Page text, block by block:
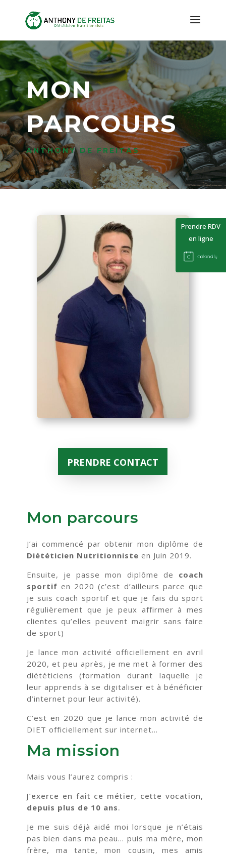
Prendre RDV
en ligne
MON
PARCOURS
ANTHONY DE FREITAS
PRENDRE CONTACT
Mon parcours
J’ai commencé par obtenir mon diplôme de
Diététicien Nutritionniste en Juin 2019.
Ensuite, je passe mon diplôme de coach
sportif en 2020 (c’est d’ailleurs parce que
je suis coach sportif et que je fais du sport
régulièrement que je peux affirmer à mes
clientes qu’elles peuvent maigrir sans faire
de sport)
Je lance mon activité officiellement en avril
2020, et peu après, je me met à former des
diététiciens (formation durant laquelle je
leur apprends à se digitaliser et à bénéficier
d’internet pour leur activité).
C’est en 2020 que je lance mon activité de
DIET officiellement sur internet…
Ma mission
Mais vous l’aurez compris :
J’exerce en fait ce métier, cette vocation,
depuis plus de 10 ans.
Je me suis déjà aidé moi lorsque je n’étais
pas bien dans ma peau… puis ma mère, mon
frère, ma tante, mon cousin, mes amis